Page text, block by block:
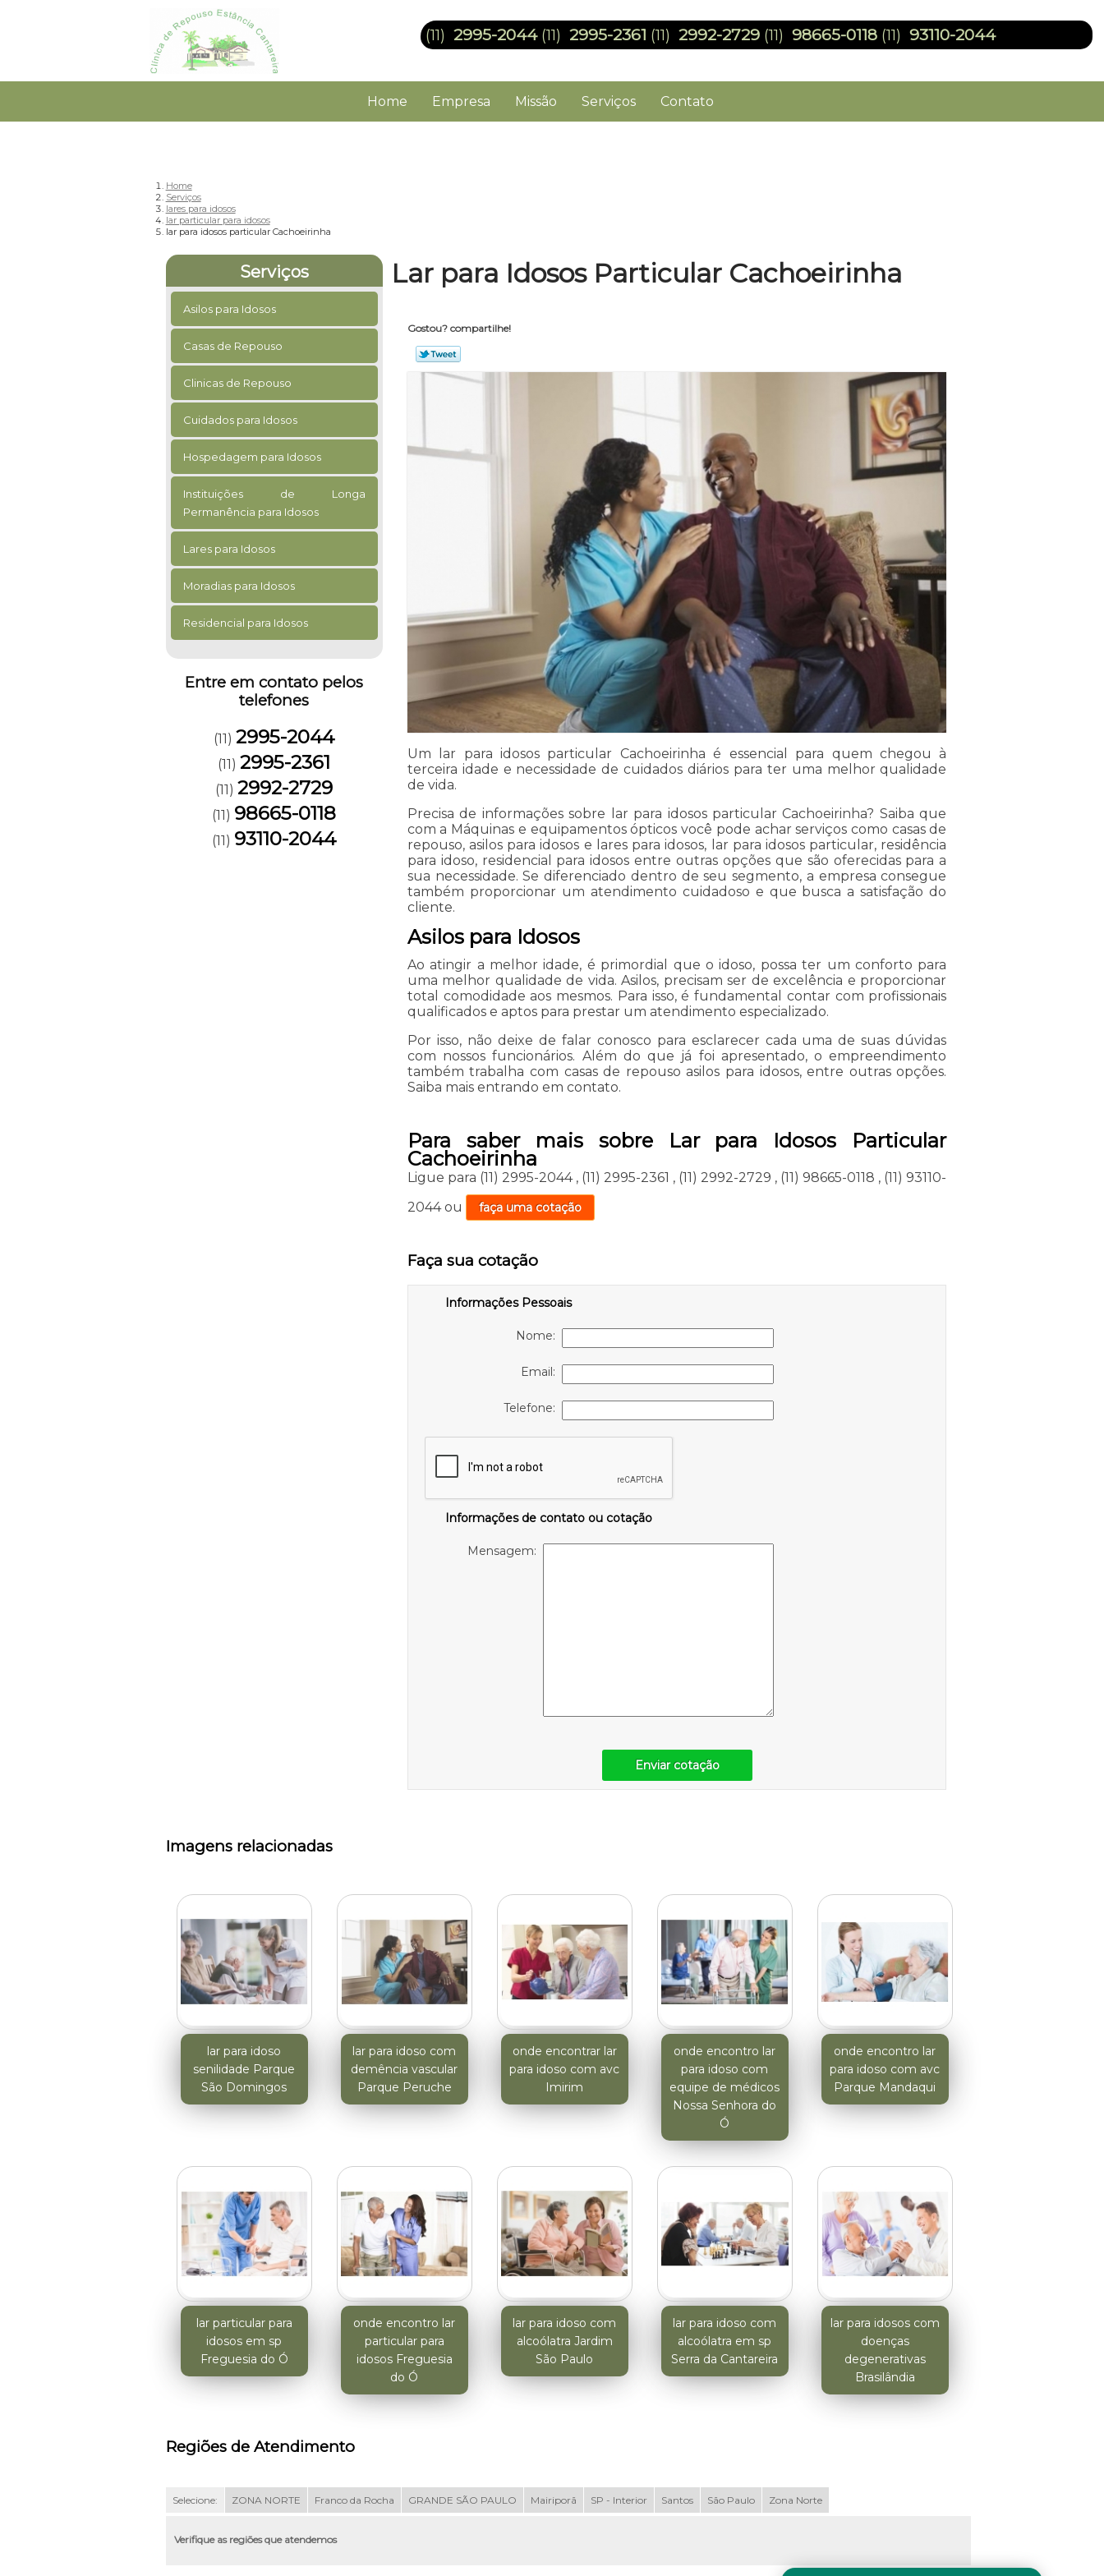
Home Empresa Missão Serviços Contato
(11) 2995-2044 (11) 2995-2361 (11) 2992-2729 (11) 98665-0118 (11) 93110-2044
Home
Serviços
lares para idosos
lar particular para idosos
lar para idosos particular Cachoeirinha
Serviços
Asilos para Idosos
Casas de Repouso
Clinicas de Repouso
Cuidados para Idosos
Hospedagem para Idosos
Instituições de Longa
Permanência para Idosos
Lares para Idosos
Moradias para Idosos
Residencial para Idosos
Entre em contato pelos
telefones
(11) 2995-2044
(11) 2995-2361
(11) 2992-2729
(11) 98665-0118
(11) 93110-2044
Lar para Idosos Particular Cachoeirinha
Gostou? compartilhe!
Um lar para idosos particular Cachoeirinha é essencial para quem chegou à
terceira idade e necessidade de cuidados diários para ter uma melhor qualidade
de vida.
Precisa de informações sobre lar para idosos particular Cachoeirinha? Saiba que
com a Máquinas e equipamentos ópticos você pode achar serviços como casas de
repouso, asilos para idosos e lares para idosos, lar para idosos particular, residência
para idoso, residencial para idosos entre outras opções que são oferecidas para a
sua necessidade. Se diferenciado dentro de seu segmento, a empresa consegue
também proporcionar um atendimento cuidadoso e que busca a satisfação do
cliente.
Asilos para Idosos
Ao atingir a melhor idade, é primordial que o idoso, possa ter um conforto para
uma melhor qualidade de vida. Asilos, precisam ser de excelência e proporcionar
total comodidade aos mesmos. Para isso, é fundamental contar com profissionais
qualificados e aptos para prestar um atendimento especializado.
Por isso, não deixe de falar conosco para esclarecer cada uma de suas dúvidas
com nossos funcionários. Além do que já foi apresentado, o empreendimento
também trabalha com casas de repouso asilos para idosos, entre outras opções.
Saiba mais entrando em contato.
Para saber mais sobre Lar para Idosos Particular
Cachoeirinha
Ligue para (11) 2995-2044 , (11) 2995-2361 , (11) 2992-2729 , (11) 98665-0118 , (11) 93110-
2044 ou faça uma cotação
Faça sua cotação
Informações Pessoais
Nome:
Email:
Telefone:
Informações de contato ou cotação
Mensagem:
Enviar cotação
Imagens relacionadas
lar para idoso
senilidade Parque
São Domingos
lar para idoso com
demência vascular
Parque Peruche
onde encontrar lar
para idoso com avc
Imirim
onde encontro lar
para idoso com
equipe de médicos
Nossa Senhora do
Ó
onde encontro lar
para idoso com avc
Parque Mandaqui
lar particular para
idosos em sp
Freguesia do Ó
onde encontro lar
particular para
idosos Freguesia
do Ó
lar para idoso com
alcoólatra Jardim
São Paulo
lar para idoso com
alcoólatra em sp
Serra da Cantareira
lar para idosos com
doenças
degenerativas
Brasilândia
Regiões de Atendimento
Selecione: ZONA NORTE Franco da Rocha GRANDE SÃO PAULO Mairiporã SP - Interior Santos São Paulo Zona Norte
Verifique as regiões que atendemos